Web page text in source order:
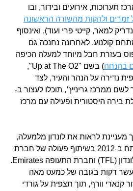
תערוכות, אירועים ובידור, ובו
זמרים ולהקות מהשורה הראשונה
למאר, קייטי פרי ועוד), ואינסוף
קולנוע. לאחרונה נחנכה גם
בעזרת חבל מיוחד למעלה הכיפה
בהנחה
) בשם "Up at The O2",
נדירה על הנהר והעיר, לצד
ממרכז גריניץ׳, תוכלו לעצור ב-
בירה היסטורית ופעילה עם מרכז
מעניינת לראות את לונדון מלמעלה,
שנפתח ב-2012 בשיתוף פעולה של חברת
התחבורה הציבורית של לונדון (TFL) וחברת התעופה Emirates.
דקות בגובה של כמעט מאה
קנארי וורף, תוך תצפית על גורדי